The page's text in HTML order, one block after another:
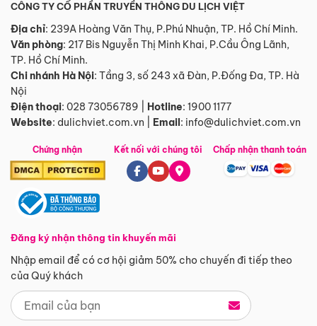
CÔNG TY CỔ PHẦN TRUYỀN THÔNG DU LỊCH VIỆT
Địa chỉ: 239A Hoàng Văn Thụ, P.Phú Nhuận, TP. Hồ Chí Minh.
Văn phòng: 217 Bis Nguyễn Thị Minh Khai, P.Cầu Ông Lãnh,
TP. Hồ Chí Minh.
Chi nhánh Hà Nội: Tầng 3, số 243 xã Đàn, P.Đống Đa, TP. Hà
Nội
Điện thoại: 028 73056789 Hotline: 1900 1177
Website: dulichviet.com.vn Email: info@dulichviet.com.vn
Chứng nhận
Đăng ký nhận thông tin khuyến mãi
Nhập email để có cơ hội giảm 50% cho chuyến đi tiếp theo
của Quý khách
Kết nối với chúng tôi Chấp nhận thanh toán